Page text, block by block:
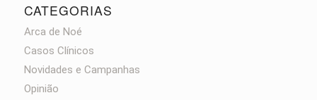
CATEGORIAS
Arca de Noé
Casos Clínicos
Novidades e Campanhas
Opinião